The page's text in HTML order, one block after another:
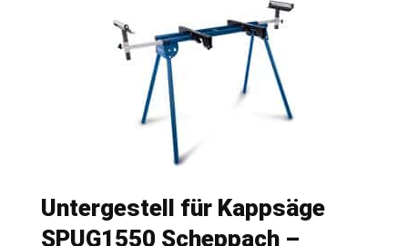
Untergestell für Kappsäge
SPUG1550 Scheppach –